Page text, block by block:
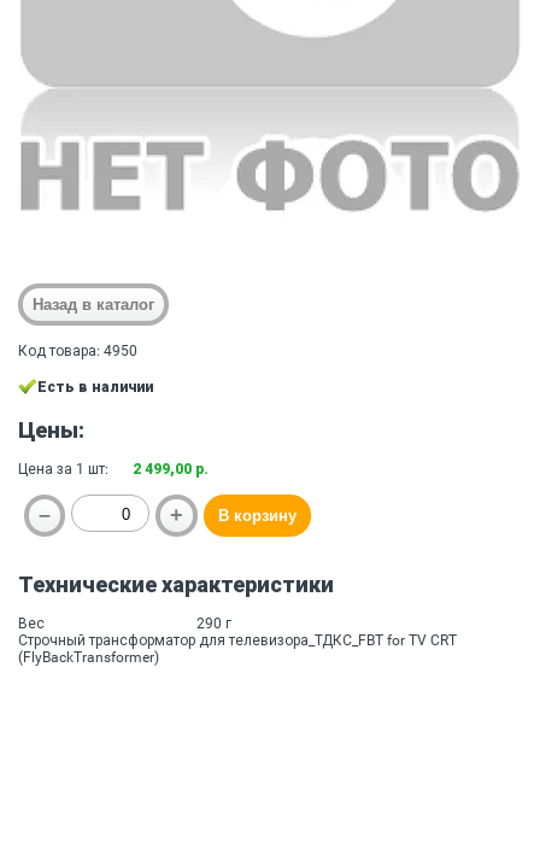
Код товара: 4950
Есть в наличии
Цены:
Цена за 1 шт: 2 499,00 р.
Технические характеристики
Вес
290 г
Строчный трансформатор для телевизора_ТДКС_FBT for TV CRT
(FlyBackTransformer)